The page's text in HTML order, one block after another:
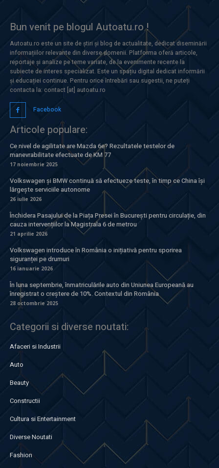
Bun venit pe blogul Autoatu.ro !
Autoatu.ro este un site de știri și blog de actualitate, dedicat diseminării
informațiilor relevante din diverse domenii. Platforma oferă articole,
reportaje și analize pe teme variate, de la evenimente recente la
subiecte de interes specializat. Este un spațiu digital dedicat informării
și educației continue. Pentru orice întrebări sau sugestii, ne puteți
contacta la: contact [at] autoatu.ro
Facebook
Articole populare:
Ce nivel de agilitate are Mazda 6e? Rezultatele testelor de
manevrabilitate efectuate de KM 77
17 noiembrie 2025
Volkswagen și BMW continuă să efectueze teste, în timp ce China își
lărgește serviciile autonome
26 iulie 2026
Închidera Pasajului de la Piața Presei în București pentru circulație, din
cauza intervențiilor la Magistrala 6 de metrou
21 aprilie 2026
Volkswagen introduce în România o inițiativă pentru sporirea
siguranței pe drumuri
16 ianuarie 2026
În luna septembrie, înmatriculările auto din Uniunea Europeană au
înregistrat o creștere de 10%. Contextul din România
28 octombrie 2025
Categorii si diverse noutati:
Afaceri si Industrii
Auto
Beauty
Constructii
Cultura si Entertainment
Diverse Noutati
Fashion